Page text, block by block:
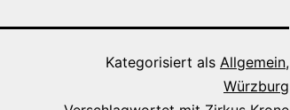
Kategorisiert als Allgemein,
Würzburg